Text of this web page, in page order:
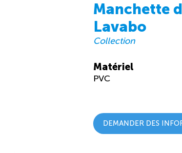
Manchette
Lavabo
Collection
Matériel
PVC
DEMANDER DES